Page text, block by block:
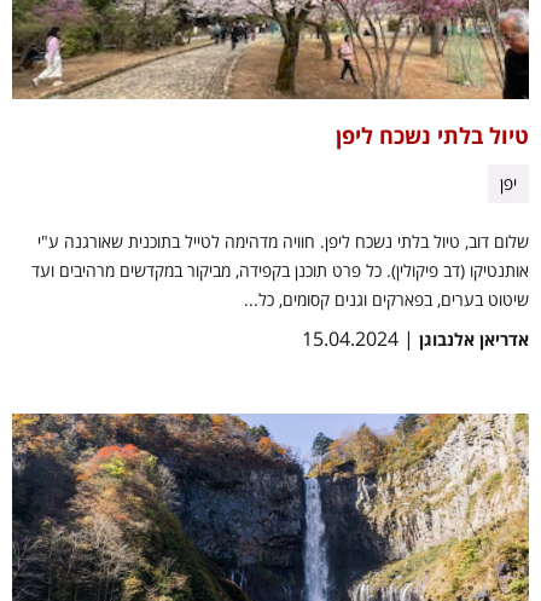
טיול בלתי נשכח ליפן
יפן
שלום דוב, טיול בלתי נשכח ליפן. חוויה מדהימה לטייל בתוכנית שאורגנה ע"י
אותנטיקו (דב פיקולין). כל פרט תוכנן בקפידה, מביקור במקדשים מרהיבים ועד
שיטוט בערים, בפארקים וגנים קסומים, כל...
אדריאן אלנבוגן | 15.04.2024